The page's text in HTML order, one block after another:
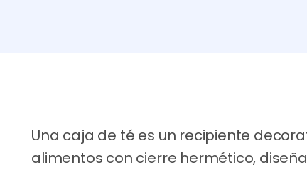
Una caja de té es un recipiente
alimentos con cierre hermético,